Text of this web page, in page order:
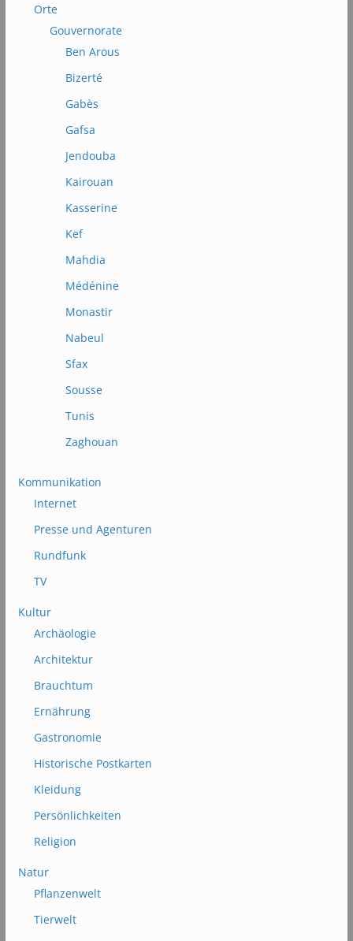
Orte
Gouvernorate
Ben Arous
Bizerté
Gabès
Gafsa
Jendouba
Kairouan
Kasserine
Kef
Mahdia
Médénine
Monastir
Nabeul
Sfax
Sousse
Tunis
Zaghouan
Kommunikation
Internet
Presse und Agenturen
Rundfunk
TV
Kultur
Archäologie
Architektur
Brauchtum
Ernährung
Gastronomie
Historische Postkarten
Kleidung
Persönlichkeiten
Religion
Natur
Pflanzenwelt
Tierwelt